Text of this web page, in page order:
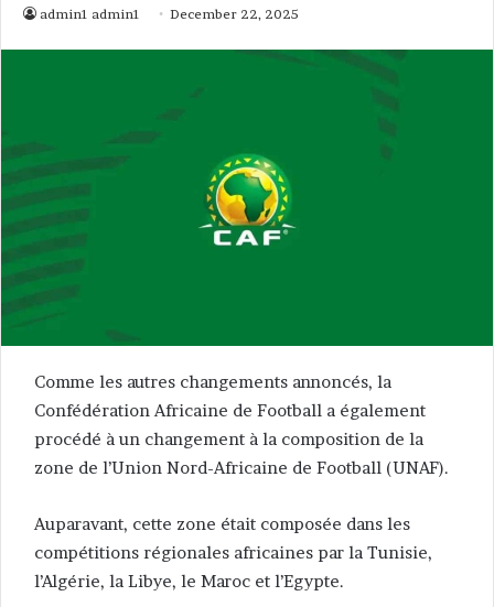
admin1 admin1 December 22, 2025
Comme les autres changements annoncés, la
Confédération Africaine de Football a également
procédé à un changement à la composition de la
zone de l’Union Nord-Africaine de Football (UNAF).
Auparavant, cette zone était composée dans les
compétitions régionales africaines par la Tunisie,
l’Algérie, la Libye, le Maroc et l’Egypte.